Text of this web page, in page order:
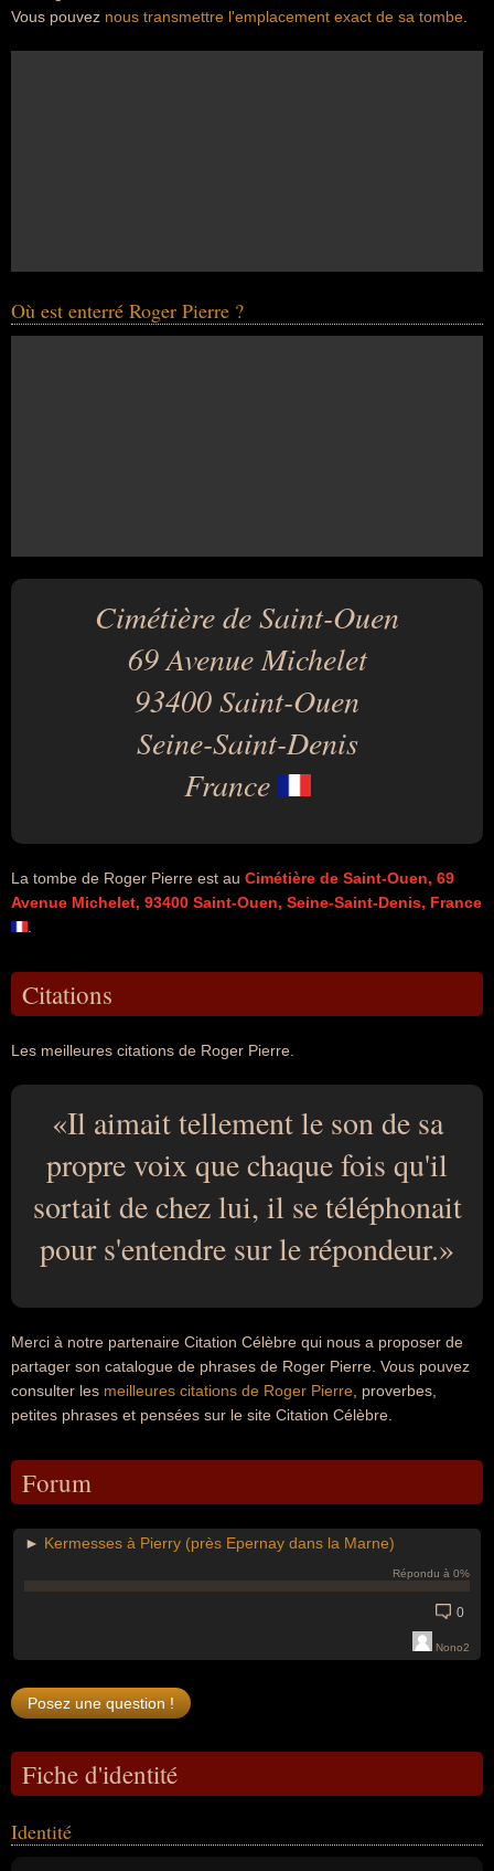
Vous pouvez nous transmettre l'emplacement exact de sa tombe
Où est enterré Roger Pierre ?
Cimétière de Saint-Ouen
69 Avenue Michelet
93400 Saint-Ouen
Seine-Saint-Denis
France
La tombe de Roger Pierre est au Cimétière de Saint-Ouen, 69
Avenue Michelet, 93400 Saint-Ouen, Seine-Saint-Denis, France
Citations
Les meilleures citations de Roger Pierre.
Il aimait tellement le son de sa
propre voix que chaque fois qu'il
sortait de chez lui, il se téléphonait
pour s'entendre sur le répondeur.
Merci à notre partenaire Citation Célèbre qui nous a proposer de
partager son catalogue de phrases de Roger Pierre. Vous pouvez
consulter les meilleures citations de Roger Pierre , proverbes,
petites phrases et pensées sur le site Citation Célèbre.
Forum
► Kermesses à Pierry (près Epernay dans la Marne)
Répondu à 0%
0
Nono2
Fiche d'identité
Identité